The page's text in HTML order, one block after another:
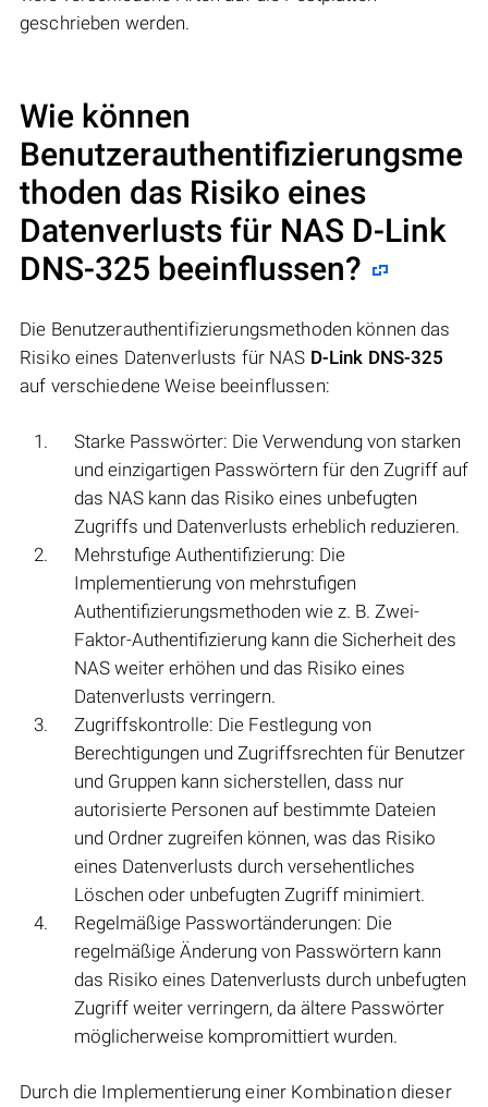
geschrieben werden.
Wie können
Benutzerauthentifizierungsme
thoden das Risiko eines
Datenverlusts für NAS D-Link
DNS-325 beeinflussen?
Die Benutzerauthentifizierungsmethoden können das
Risiko eines Datenverlusts für NAS D-Link DNS-325
auf verschiedene Weise beeinflussen:
Starke Passwörter: Die Verwendung von starken
und einzigartigen Passwörtern für den Zugriff auf
das NAS kann das Risiko eines unbefugten
Zugriffs und Datenverlusts erheblich reduzieren.
Mehrstufige Authentifizierung: Die
Implementierung von mehrstufigen
Authentifizierungsmethoden wie z. B. Zwei-
Faktor-Authentifizierung kann die Sicherheit des
NAS weiter erhöhen und das Risiko eines
Datenverlusts verringern.
Zugriffskontrolle: Die Festlegung von
Berechtigungen und Zugriffsrechten für Benutzer
und Gruppen kann sicherstellen, dass nur
autorisierte Personen auf bestimmte Dateien
und Ordner zugreifen können, was das Risiko
eines Datenverlusts durch versehentliches
Löschen oder unbefugten Zugriff minimiert.
Regelmäßige Passwortänderungen: Die
regelmäßige Änderung von Passwörtern kann
das Risiko eines Datenverlusts durch unbefugten
Zugriff weiter verringern, da ältere Passwörter
möglicherweise kompromittiert wurden.
Durch die Implementierung einer Kombination dieser